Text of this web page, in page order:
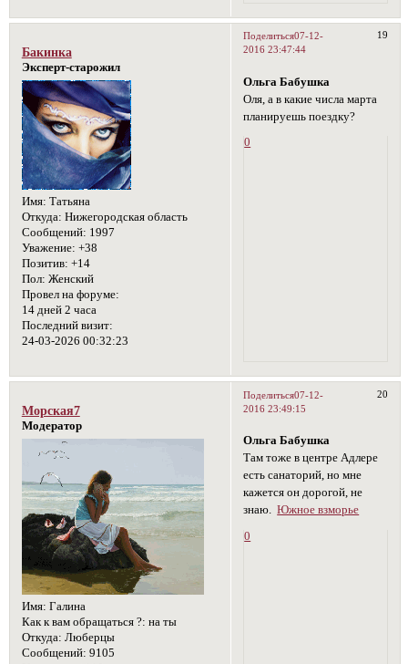
Поделиться 19
07-12-
2016 23:47:44
Бакинка
Эксперт-старожил
Имя: Татьяна
Откуда: Нижегородская область
Сообщений: 1997
Уважение: +38
Позитив: +14
Пол: Женский
Провел на форуме:
14 дней 2 часа
Последний визит:
24-03-2026 00:32:23
Ольга Бабушка
Оля, а в какие числа марта
планируешь поездку?
0
Поделиться 20
07-12-
2016 23:49:15
Морская7
Модератор
Имя: Галина
Как к вам обращаться ?: на ты
Откуда: Люберцы
Сообщений: 9105
Ольга Бабушка
Там тоже в центре Адлере
есть санаторий, но мне
кажется он дорогой, не
знаю.Южное взморье
0